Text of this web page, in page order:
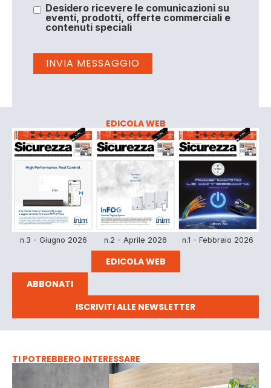
Desidero ricevere le comunicazioni su
eventi, prodotti, offerte commerciali e
contenuti speciali
EDICOLA WEB
n.3 - Giugno 2026 n.2 - Aprile 2026 n.1 - Febbraio 2026
EDICOLA WEB
ABBONATI
ISCRIVITI ALLE NEWSLETTER
TI POTREBBERO INTERESSARE